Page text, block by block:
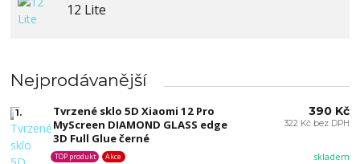
12 Lite
Nejprodávanější
1.
Tvrzené sklo 5D Xiaomi 12 Pro
MyScreen DIAMOND GLASS edge
3D Full Glue černé
skladem
TOP produkt Akce
390 Kč
322 Kč bez DPH